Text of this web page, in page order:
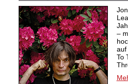
–
auf
To